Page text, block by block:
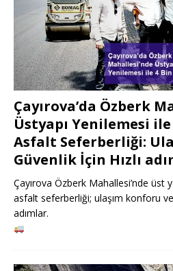
Çayırova’da Özberk
Üstyapı Yenilemesi
Asfalt Seferberliği:
Güvenlik İçin Hızlı
Çayırova Özberk Mahallesi’nde üst
asfalt seferberliği; ulaşım konforu
adımlar.